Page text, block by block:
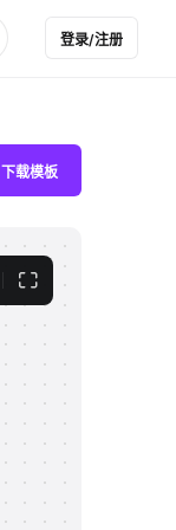
登录/注册
下载模板